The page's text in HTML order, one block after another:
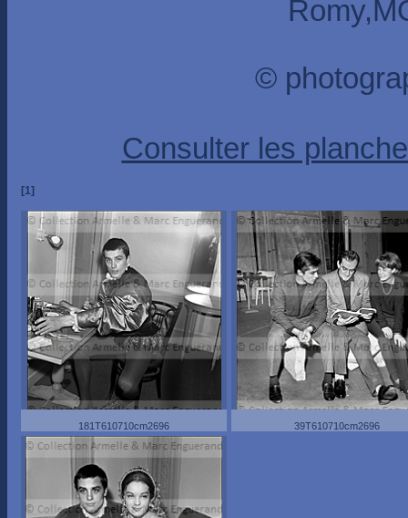
©
Consulter les
[1]
181T610710cm2696 39T610710cm2696